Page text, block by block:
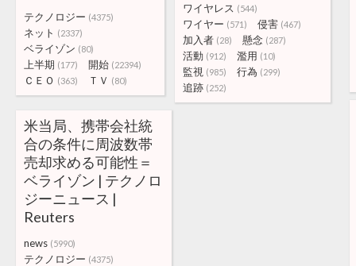
ワイヤレス (544)
ワイヤー (571) 侵害 (467)
加入者 (28) 懸念 (287)
活動 (912) 濫用 (10)
監視 (985) 行為 (299)
追跡 (252)
テクノロジー (4375)
ネット (2337)
ベライゾン (80)
上半期 (177) 開始 (22394)
ＣＥＯ (363) ＴＶ (80)
米当局、携帯会社統
合の条件に周波数帯
売却求める可能性＝
ベライゾン | テクノロ
ジーニュース |
Reuters
news (5990)
テクノロジー (4375)